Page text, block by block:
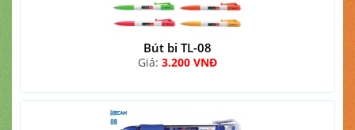
Bút bi TL-08
Giá: 3.200 VNĐ